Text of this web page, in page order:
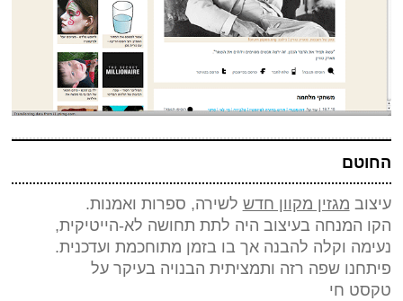
החוטם
עיצוב מגזין מקוון חדש לשירה, ספרות ואמנות.
הקו המנחה בעיצוב היה לתת תחושה לא-הייטיקית,
נעימה וקלה להבנה אך בו בזמן מתוחכמת ועדכנית.
פיתחנו שפה רזה ותמציתית הבנויה בעיקר על
טקסט חי